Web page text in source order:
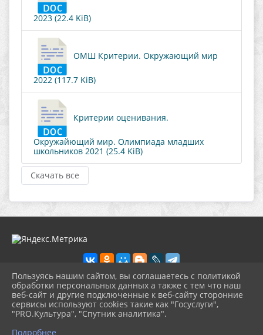
2023 (22.4 KiB)
ОМШ Критерии. Окружающий мир
2022 (117.7 KiB)
Критерии оценивания.
Окружайющий мир. Олимпиада младших
школьников 2021 (25.4 KiB)
Скачать все
2026 г. rmc-uvat.ru
Вход
Карта сайта
Политика обработки персональных данных
Пользуясь нашим сайтом, вы соглашаетесь с политикой
обработки персональных данных а также с тем что наш
веб-сайт и другие подключенные к веб-сайту сторонние
сервисы используют cookies такие как "Госуслуги",
"PRO.Культура", "Спутник аналитика".
Подробнее